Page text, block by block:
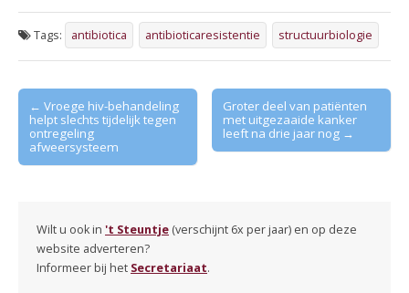
Tags: antibiotica antibioticaresistentie structuurbiologie
Post
navigation
← Vroege hiv-behandeling
helpt slechts tijdelijk tegen
ontregeling
afweersysteem
Groter deel van patiënten
met uitgezaaide kanker
leeft na drie jaar nog →
Wilt u ook in 't Steuntje (verschijnt 6x per jaar) en op deze
website adverteren?
Informeer bij het Secretariaat.